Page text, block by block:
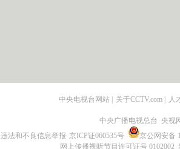
中央电视台网站 | 关于CCTV.com | 人
中央广播电视总台 央视
违法和不良信息举报 京ICP证060535号
京公网安备
网上传播视听节目许可证号 0102002